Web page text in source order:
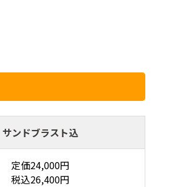
サンドブラスト込
定価24,000円
税込26,400円